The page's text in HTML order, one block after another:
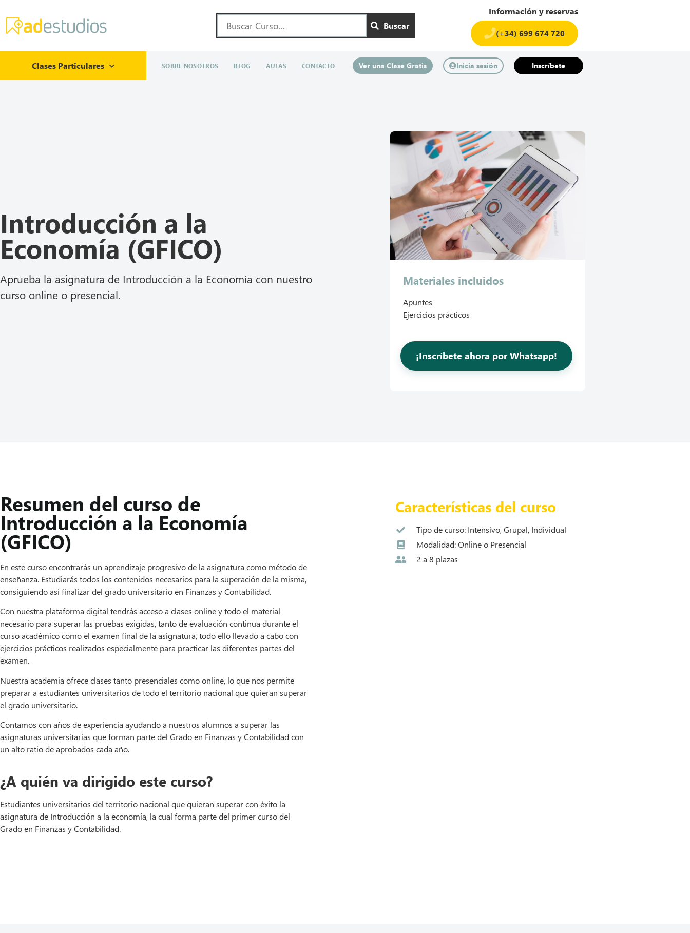
Buscar
Información y reservas
(+34) 699 674 720​
Clases Particulares SOBRE NOSOTROS BLOG AULAS CONTACTO Ver una Clase Gratis Inicia sesión Inscríbete
Introducción a la
Economía (GFICO)
Aprueba la asignatura de Introducción a la Economía con nuestro
curso online o presencial.
Materiales incluidos
Apuntes
Ejercicios prácticos
¡Inscríbete ahora por Whatsapp!
Resumen del curso de
Introducción a la Economía
(GFICO)
En este curso encontrarás un aprendizaje progresivo de la asignatura como método de
enseñanza. Estudiarás todos los contenidos necesarios para la superación de la misma,
consiguiendo así finalizar del grado universitario en Finanzas y Contabilidad.
Con nuestra plataforma digital tendrás acceso a clases online y todo el material
necesario para superar las pruebas exigidas, tanto de evaluación continua durante el
curso académico como el examen final de la asignatura, todo ello llevado a cabo con
ejercicios prácticos realizados especialmente para practicar las diferentes partes del
examen.
Nuestra academia ofrece clases tanto presenciales como online, lo que nos permite
preparar a estudiantes universitarios de todo el territorio nacional que quieran superar
el grado universitario.
Contamos con años de experiencia ayudando a nuestros alumnos a superar las
asignaturas universitarias que forman parte del Grado en Finanzas y Contabilidad con
un alto ratio de aprobados cada año.
¿A quién va dirigido este curso?
Estudiantes universitarios del territorio nacional que quieran superar con éxito la
asignatura de Introducción a la economía, la cual forma parte del primer curso del
Grado en Finanzas y Contabilidad.
Características del curso
Tipo de curso: Intensivo, Grupal, Individual
Modalidad: Online o Presencial
2 a 8 plazas